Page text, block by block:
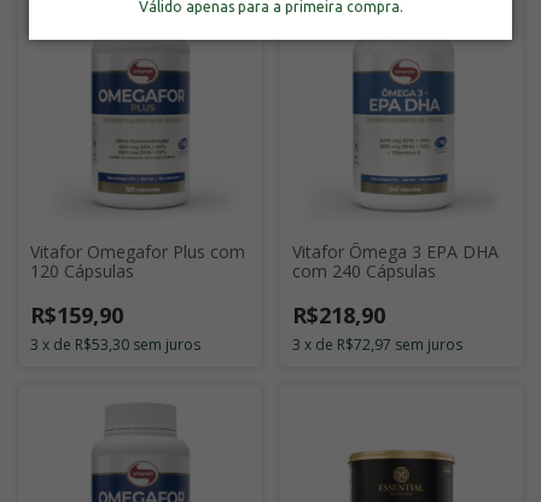
Válido apenas para a primeira compra.
Vitafor Omegafor Plus com
120 Cápsulas
R$159,90
3 x de R$53,30 sem juros
Vitafor Ômega 3 EPA DHA
com 240 Cápsulas
R$218,90
3 x de R$72,97 sem juros